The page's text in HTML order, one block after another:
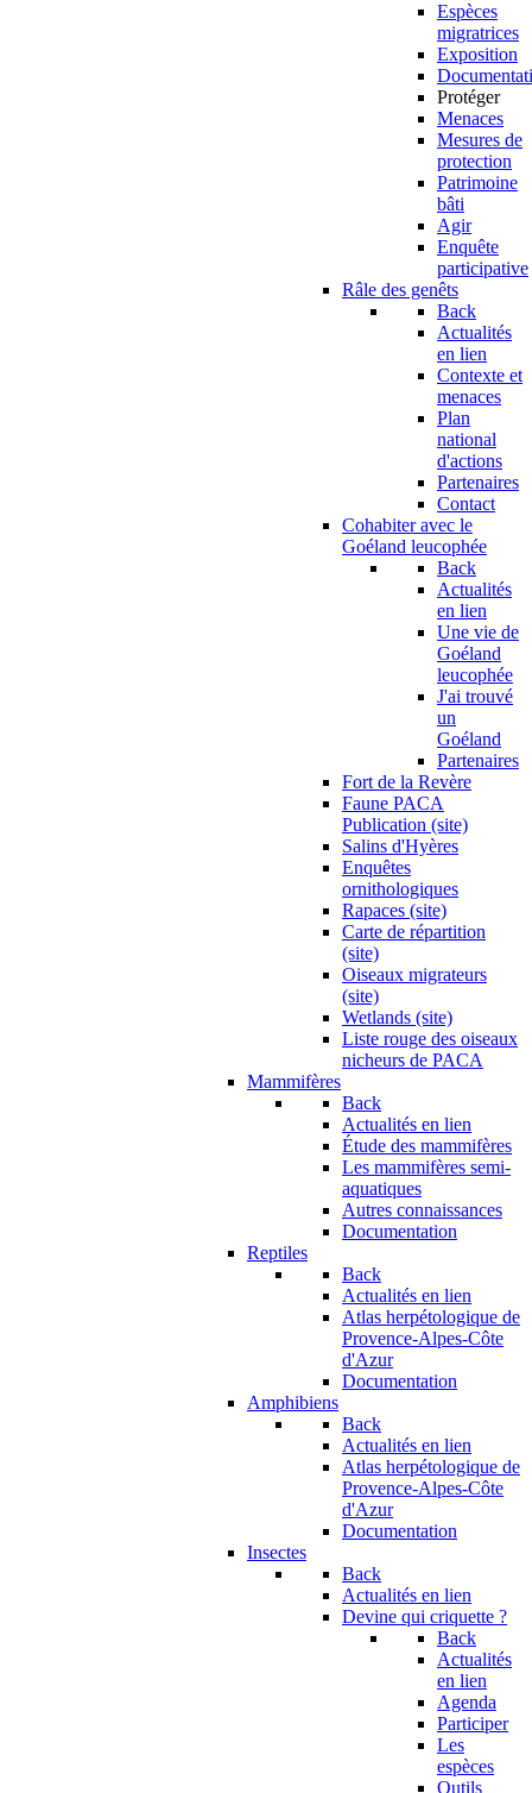
Espèces
migratrices
Exposition
Protéger
Menaces
Mesures de
protection
Patrimoine
bâti
Agir
Enquête
participative
Râle des genêts
Back
Actualités
en lien
Contexte et
menaces
Plan
national
d'actions
Partenaires
Contact
Cohabiter avec le
Goéland leucophée
Back
Actualités
en lien
Une vie de
Goéland
leucophée
J'ai trouvé
un
Goéland
Partenaires
Fort de la Revère
Faune PACA
Publication (site)
Salins d'Hyères
Enquêtes
ornithologiques
Rapaces (site)
Carte de répartition
(site)
Oiseaux migrateurs
(site)
Wetlands (site)
Liste rouge des oiseaux
nicheurs de PACA
Mammifères
Back
Actualités en lien
Étude des mammifères
Les mammifères semi-
aquatiques
Autres connaissances
Documentation
Reptiles
Back
Actualités en lien
Atlas herpétologique de
Provence-Alpes-Côte
d'Azur
Documentation
Amphibiens
Back
Actualités en lien
Atlas herpétologique de
Provence-Alpes-Côte
d'Azur
Documentation
Insectes
Back
Actualités en lien
Devine qui criquette ?
Back
Actualités
en lien
Agenda
Participer
Les
espèces
Outils